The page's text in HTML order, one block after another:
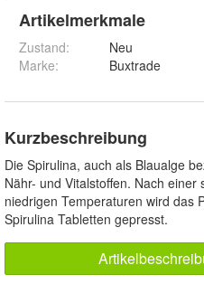
Artikelmerkmale
Zustand:
Neu
Marke:
Buxtrade
Kurzbeschreibung
Die Spirulina, auch als Blaualge
Nähr- und Vitalstoffen. Nach
niedrigen Temperaturen wird das
Spirulina Tabletten gepresst.